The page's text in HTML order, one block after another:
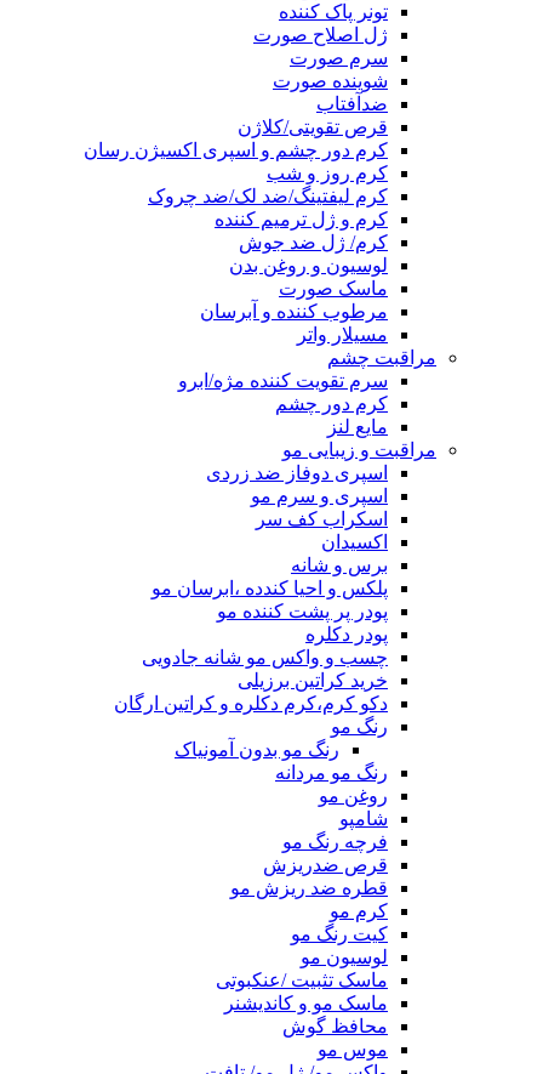
تونر پاک کننده
ژل اصلاح صورت
سرم صورت
شوینده صورت
ضدآفتاب
قرص تقویتی/کلاژن
کرم دور چشم و اسپری اکسیژن رسان
کرم روز و شب
کرم لیفتینگ/ضد لک/ضد چروک
کرم و ژل ترمیم کننده
کرم/ ژل ضد جوش
لوسیون و روغن بدن
ماسک صورت
مرطوب کننده و آبرسان
مسیلار واتر
مراقبت چشم
سرم تقویت کننده مژه/ابرو
کرم دور چشم
مایع لنز
مراقبت و زیبایی مو
اسپری دوفاز ضد زردی
اسپری و سرم مو
اسکراب کف سر
اکسیدان
برس و شانه
پلکس و احیا کندده ،ابرسان مو
پودر پر پشت کننده مو
پودر دکلره
چسب و واکس مو شانه جادویی
خرید کراتین برزیلی
دکو کرم،کرم دکلره و کراتین ارگان
رنگ مو
رنگ مو بدون آمونیاک
رنگ مو مردانه
روغن مو
شامپو
فرچه رنگ مو
قرص ضدریزش
قطره ضد ریزش مو
کرم مو
کیت رنگ مو
لوسیون مو
ماسک تثبیت /عنکبوتی
ماسک مو و کاندیشنر
محافظ گوش
موس مو